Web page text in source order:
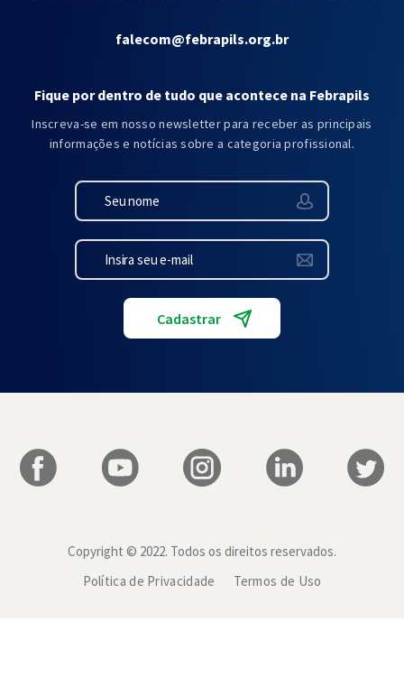
falecom@febrapils.org.br
Fique por dentro de tudo que acontece na Febrapils
Inscreva-se em nosso newsletter para receber as principais
informações e notícias sobre a categoria profissional.
Copyright © 2022. Todos os direitos reservados.
Política de Privacidade
Termos de Uso